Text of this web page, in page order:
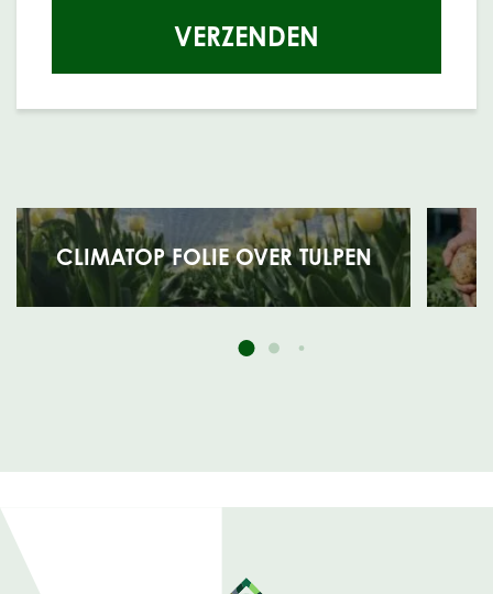
VERZENDEN
CLIMATOP FOLIE OVER TULPEN